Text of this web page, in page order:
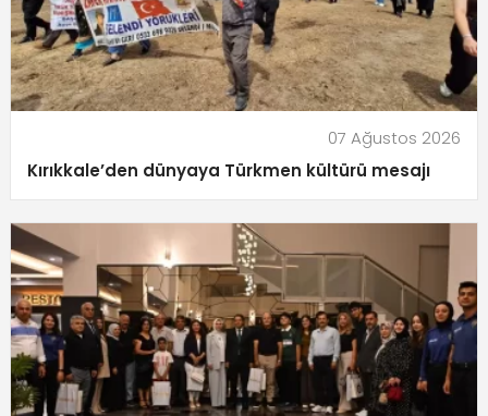
07 Ağustos 2026
Kırıkkale’den dünyaya Türkmen kültürü mesajı